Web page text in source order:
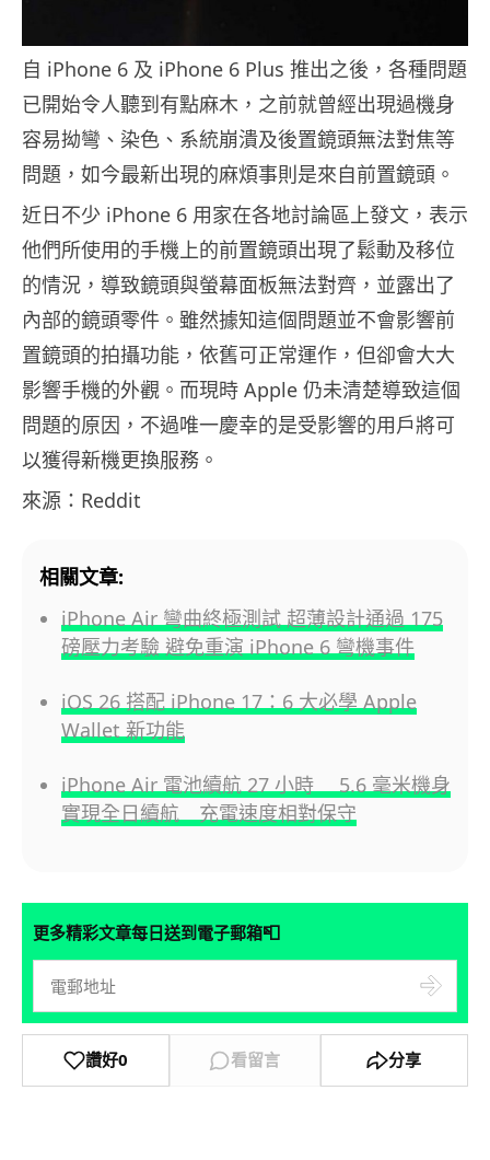
自 iPhone 6 及 iPhone 6 Plus 推出之後，各種問題
已開始令人聽到有點麻木，之前就曾經出現過機身
容易拗彎、染色、系統崩潰及後置鏡頭無法對焦等
問題，如今最新出現的麻煩事則是來自前置鏡頭。
近日不少 iPhone 6 用家在各地討論區上發文，表示
他們所使用的手機上的前置鏡頭出現了鬆動及移位
的情況，導致鏡頭與螢幕面板無法對齊，並露出了
內部的鏡頭零件。雖然據知這個問題並不會影響前
置鏡頭的拍攝功能，依舊可正常運作，但卻會大大
影響手機的外觀。而現時 Apple 仍未清楚導致這個
問題的原因，不過唯一慶幸的是受影響的用戶將可
以獲得新機更換服務。
來源：Reddit
相關文章:
iPhone Air 彎曲終極測試 超薄設計通過 175
磅壓力考驗 避免重演 iPhone 6 彎機事件
iOS 26 搭配 iPhone 17：6 大必學 Apple
Wallet 新功能
iPhone Air 電池續航 27 小時 5.6 毫米機身
實現全日續航 充電速度相對保守
更多精彩文章每日送到電子郵箱📮
讚好0 看留言 分享